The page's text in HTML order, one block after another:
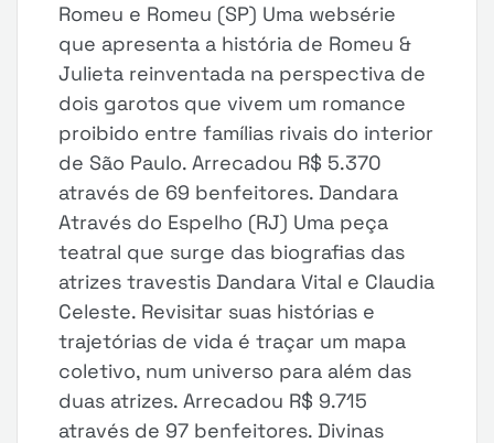
Romeu e Romeu (SP) Uma websérie
que apresenta a história de Romeu &
Julieta reinventada na perspectiva de
dois garotos que vivem um romance
proibido entre famílias rivais do interior
de São Paulo. Arrecadou R$ 5.370
através de 69 benfeitores. Dandara
Através do Espelho (RJ) Uma peça
teatral que surge das biografias das
atrizes travestis Dandara Vital e Claudia
Celeste. Revisitar suas histórias e
trajetórias de vida é traçar um mapa
coletivo, num universo para além das
duas atrizes. Arrecadou R$ 9.715
através de 97 benfeitores. Divinas